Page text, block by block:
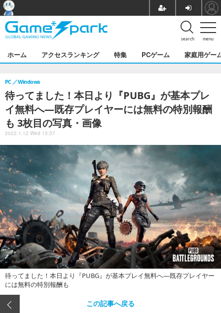
menu
search
ホーム アクセスランキング 特集 PCゲーム 家庭用ゲー
待ってました！本日より『PUBG』が基本プレ
イ無料へ―既存プレイヤーには無料の特別報酬
も 3枚目の写真・画像
PC Windows
2022.1.12 Wed 15:37
待ってました！本日より『PUBG』が基本プレイ無料へ―既存プレイヤー
には無料の特別報酬も
この記事へ戻る